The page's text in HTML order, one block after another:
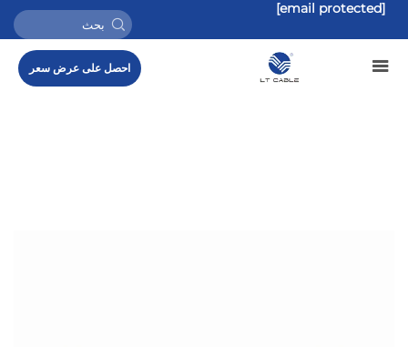
[email protected]
احصل على عرض سعر